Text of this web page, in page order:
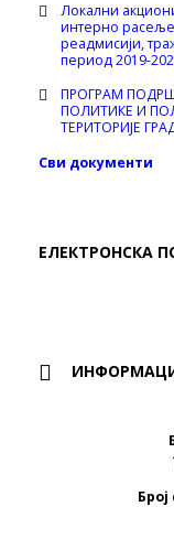
Локални
интерно
реадмисији,
период 2019-
ПРОГРАМ
ПОЛИТИКЕ И
ТЕРИТОРИЈЕ
Сви документи
ЕЛЕКТРОНСКА